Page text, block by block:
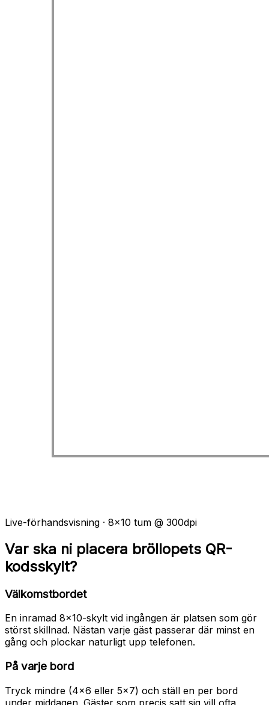
Live-förhandsvisning · 8x10 tum @ 300dpi
Var ska ni placera bröllopets QR-
kodsskylt?
Välkomstbordet
En inramad 8x10-skylt vid ingången är platsen som gör
störst skillnad. Nästan varje gäst passerar där minst en
gång och plockar naturligt upp telefonen.
På varje bord
Tryck mindre (4x6 eller 5x7) och ställ en per bord
under middagen. Gäster som precis satt sig vill ofta